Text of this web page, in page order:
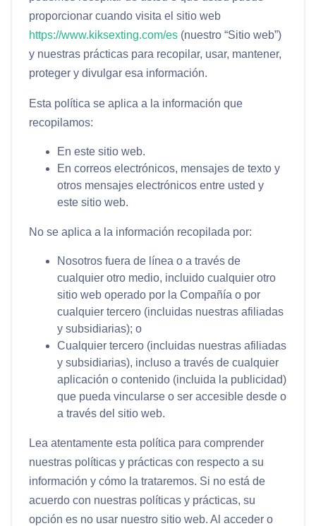
proporcionar cuando visita el sitio web
https://www.kiksexting.com/es (nuestro “Sitio web”)
y nuestras prácticas para recopilar, usar, mantener,
proteger y divulgar esa información.
Esta política se aplica a la información que
recopilamos:
En este sitio web.
En correos electrónicos, mensajes de texto y
otros mensajes electrónicos entre usted y
este sitio web.
No se aplica a la información recopilada por:
Nosotros fuera de línea o a través de
cualquier otro medio, incluido cualquier otro
sitio web operado por la Compañía o por
cualquier tercero (incluidas nuestras afiliadas
y subsidiarias); o
Cualquier tercero (incluidas nuestras afiliadas
y subsidiarias), incluso a través de cualquier
aplicación o contenido (incluida la publicidad)
que pueda vincularse o ser accesible desde o
a través del sitio web.
Lea atentamente esta política para comprender
nuestras políticas y prácticas con respecto a su
información y cómo la trataremos. Si no está de
acuerdo con nuestras políticas y prácticas, su
opción es no usar nuestro sitio web. Al acceder o